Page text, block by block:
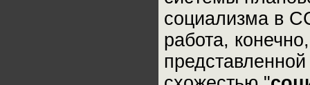
социализма в
работа,